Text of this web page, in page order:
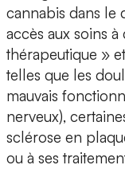
cannabis dans
accès aux soins à
thérapeutique »
telles que les
mauvais
nerveux),
sclérose en
ou à ses